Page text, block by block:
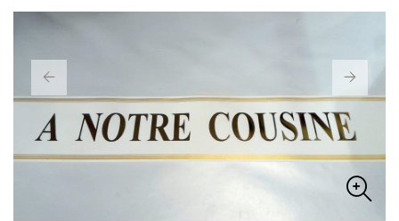
navigation